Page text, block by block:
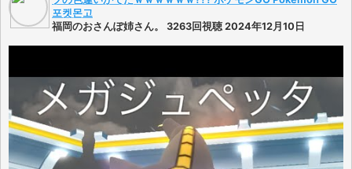
포켓몬고
福岡のおさんぽ姉さん。 3263回視聴 2024年12月10日